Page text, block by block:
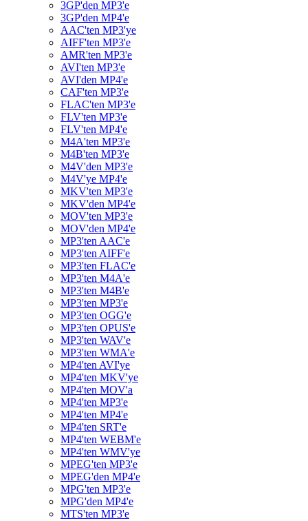
3GP'den MP3'e
3GP'den MP4'e
AAC'ten MP3'ye
AIFF'ten MP3'e
AMR'ten MP3'e
AVI'ten MP3'e
AVI'den MP4'e
CAF'ten MP3'e
FLAC'ten MP3'e
FLV'ten MP3'e
FLV'ten MP4'e
M4A'ten MP3'e
M4B'ten MP3'e
M4V'den MP3'e
M4V'ye MP4'e
MKV'ten MP3'e
MKV'den MP4'e
MOV'ten MP3'e
MOV'den MP4'e
MP3'ten AAC'e
MP3'ten AIFF'e
MP3'ten FLAC'e
MP3'ten M4A'e
MP3'ten M4B'e
MP3'ten MP3'e
MP3'ten OGG'e
MP3'ten OPUS'e
MP3'ten WAV'e
MP3'ten WMA'e
MP4'ten AVI'ye
MP4'ten MKV'ye
MP4'ten MOV'a
MP4'ten MP3'e
MP4'ten MP4'e
MP4'ten SRT'e
MP4'ten WEBM'e
MP4'ten WMV'ye
MPEG'ten MP3'e
MPEG'den MP4'e
MPG'ten MP3'e
MPG'den MP4'e
MTS'ten MP3'e